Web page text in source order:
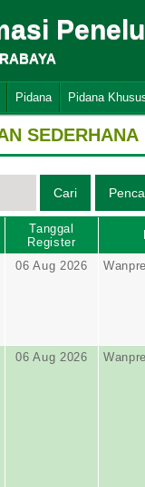
Pidana Pidana
SEDERHANA
Tanggal
Register
06 Aug 2026
06 Aug 2026